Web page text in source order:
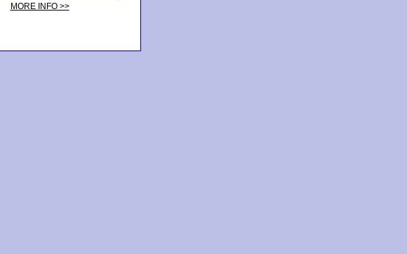
MORE INFO >>